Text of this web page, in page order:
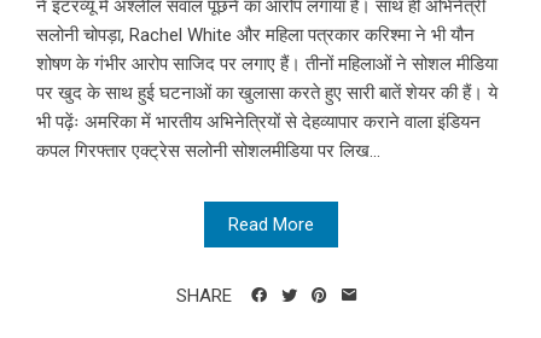
ने इंटरव्यू में अश्लील सवाल पूछने का आरोप लगाया है। साथ ही अभिनेत्री
सलोनी चोपड़ा, Rachel White और महिला पत्रकार करिश्मा ने भी यौन
शोषण के गंभीर आरोप साजिद पर लगाए हैं। तीनों महिलाओं ने सोशल मीडिया
पर खुद के साथ हुई घटनाओं का खुलासा करते हुए सारी बातें शेयर की हैं। ये
भी पढ़ेंः अमरिका में भारतीय अभिनेत्रियों से देहव्यापार कराने वाला इंडियन
कपल गिरफ्तार एक्ट्रेस सलोनी सोशलमीडिया पर लिख...
Read More
SHARE